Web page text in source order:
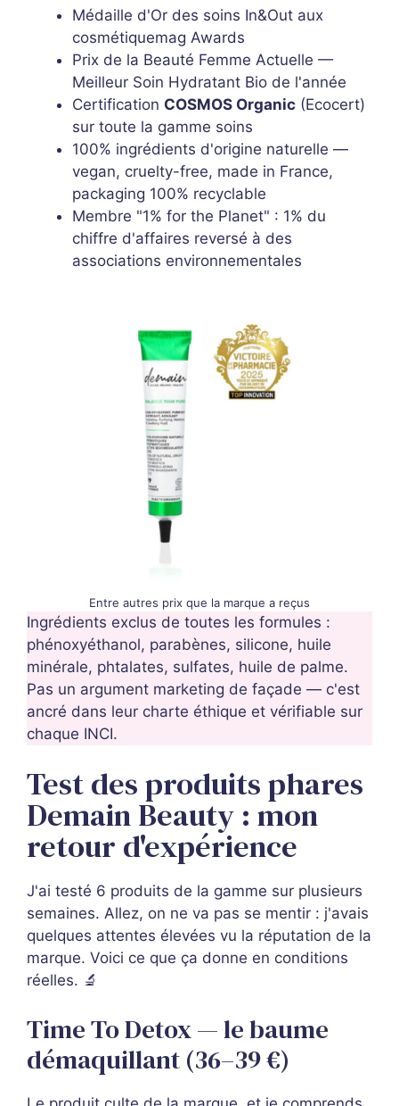
Médaille d'Or des soins In&Out aux
cosmétiquemag Awards
Prix de la Beauté Femme Actuelle —
Meilleur Soin Hydratant Bio de l'année
Certification COSMOS Organic (Ecocert)
sur toute la gamme soins
100% ingrédients d'origine naturelle —
vegan, cruelty-free, made in France,
packaging 100% recyclable
Membre "1% for the Planet" : 1% du
chiffre d'affaires reversé à des
associations environnementales
Entre autres prix que la marque a reçus
Ingrédients exclus de toutes les formules :
phénoxyéthanol, parabènes, silicone, huile
minérale, phtalates, sulfates, huile de palme.
Pas un argument marketing de façade — c'est
ancré dans leur charte éthique et vérifiable sur
chaque INCI.
Test des produits phares
Demain Beauty : mon
retour d'expérience
J'ai testé 6 produits de la gamme sur plusieurs
semaines. Allez, on ne va pas se mentir : j'avais
quelques attentes élevées vu la réputation de la
marque. Voici ce que ça donne en conditions
réelles. 🔬
Time To Detox — le baume
démaquillant (36–39 €)